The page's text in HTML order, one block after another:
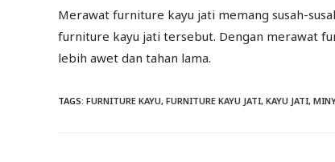
Merawat furniture kayu jati memang susah-
furniture kayu jati tersebut. Dengan merawat
lebih awet dan tahan lama.
TAGS: FURNITURE KAYU, FURNITURE KAYU JATI, KAYU JATI,